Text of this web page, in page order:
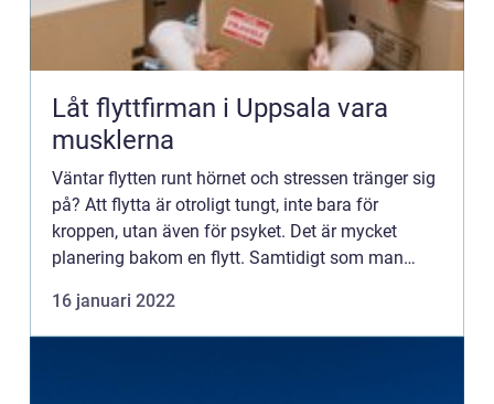
Låt flyttfirman i Uppsala vara
musklerna
Väntar flytten runt hörnet och stressen tränger sig
på? Att flytta är otroligt tungt, inte bara för
kroppen, utan även för psyket. Det är mycket
planering bakom en flytt. Samtidigt som man
glad för att k...
16 januari 2022